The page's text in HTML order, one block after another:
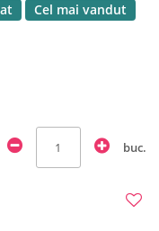
Cel mai vandut
buc.